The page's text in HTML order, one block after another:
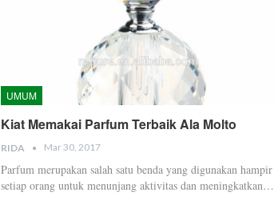
UMUM
Kiat Memakai Parfum Terbaik Ala Molto
RIDA Mar 30, 2017
Parfum merupakan salah satu benda yang digunakan hampir
setiap orang untuk menunjang aktivitas dan meningkatkan…